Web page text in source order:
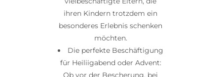
ihren Kindern trotzdem ein
besonderes Erlebnis schenken
möchten.
Die perfekte Beschäftigung
für Heiliigabend oder Advent:
Ob vor der Bescherung, bei